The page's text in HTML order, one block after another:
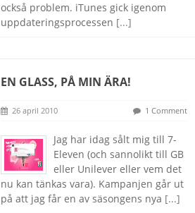
också problem. iTunes gick igenom
uppdateringsprocessen [...]
EN GLASS, PÅ MIN ÄRA!
26 april 2010 1 Comment
Jag har idag sålt mig till 7-
Eleven (och sannolikt till GB
eller Unilever eller vem det
nu kan tänkas vara). Kampanjen går ut
på att jag får en av säsongens nya [...]